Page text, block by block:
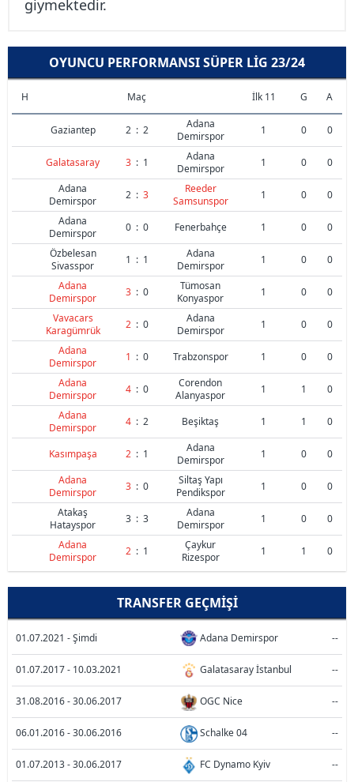
giymektedir.
OYUNCU PERFORMANSI SÜPER LIG 23/24
H Maç İlk 11 G A
Gaziantep 2 : 2
Adana
Demirspor
1 0 0
Galatasaray 3 : 1
Adana
Demirspor
1 0
0
Adana
Demirspor
2 : 3
Reeder
Samsunspor
1 0
0
Adana
Demirspor
0 : 0 Fenerbahçe 1 0
0
Özbelesan
Sivasspor
1 : 1
Adana
Demirspor
1 0
0
Adana
Demirspor
3 : 0
Tümosan
Konyaspor
1 0
0
Vavacars
Karagümrük
2 : 0
Adana
Demirspor
1 0
0
Adana
Demirspor
1 : 0 Trabzonspor 1 0
0
Adana
Demirspor
4 : 0
Corendon
Alanyaspor
1 1
0
Adana
Demirspor
4 : 2 Beşiktaş 1 1 0
Kasımpaşa 2 : 1
Adana
Demirspor
1 0
0
Adana
Demirspor
3 : 0
Siltaş Yapı
Pendikspor
1 0
0
Atakaş
Hatayspor
3 : 3
Adana
Demirspor
1 0
0
Adana
Demirspor
2 : 1
Çaykur
Rizespor
1 1 0
TRANSFER GEÇMIŞI
01.07.2021 - Şimdi Adana Demirspor --
01.07.2017 - 10.03.2021 Galatasaray İstanbul --
31.08.2016 - 30.06.2017 OGC Nice --
06.01.2016 - 30.06.2016 Schalke 04 --
01.07.2013 - 30.06.2017 FC Dynamo Kyiv --